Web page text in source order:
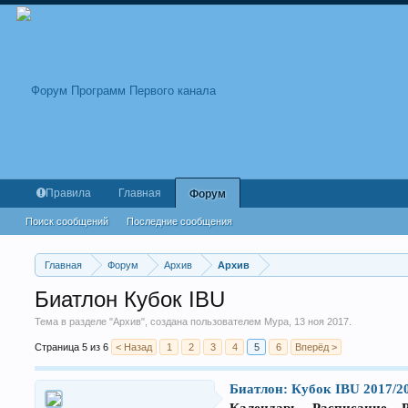
Главная Форум Архив Архив
Биатлон Кубок IBU
Тема в разделе "Архив", создана пользователем Мура 13 ноя 2017
Страница 5 из 6 < Назад 1 2 3 4 5 6 Вперёд >
Биатлон: Кубок IBU 2017/
Правила Главная Форум
Поиск сообщений Последние сообщения